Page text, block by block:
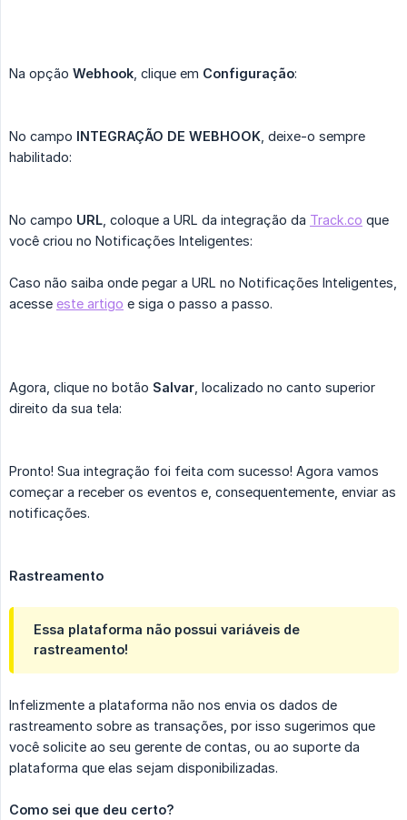
Na opção Webhook , clique em Configuração:
No campo INTEGRAÇÃO DE WEBHOOK , deixe-o sempre
habilitado:
No campo URL , coloque a URL da integração da Track.co que
você criou no Notificações Inteligentes:
Caso não saiba onde pegar a URL no Notificações Inteligentes,
acesse este artigo e siga o passo a passo.
Agora, clique no botão Salvar , localizado no canto superior
direito da sua tela:
Pronto! Sua integração foi feita com sucesso! Agora vamos
começar a receber os eventos e, consequentemente, enviar as
notificações.
Rastreamento
Essa plataforma não possui variáveis de
rastreamento!
Infelizmente a plataforma não nos envia os dados de
rastreamento sobre as transações, por isso sugerimos que
você solicite ao seu gerente de contas, ou ao suporte da
plataforma que elas sejam disponibilizadas.
Como sei que deu certo?